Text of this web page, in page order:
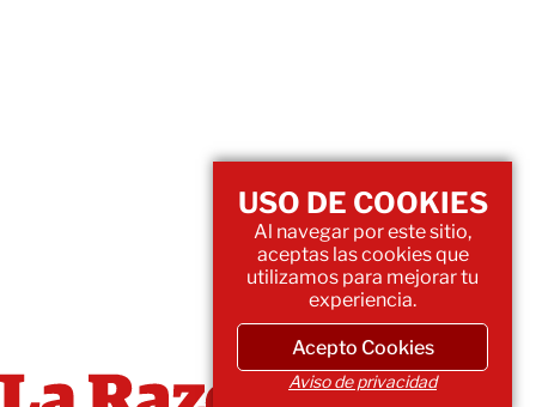
USO DE COOKIES
Al navegar por este sitio,
aceptas las cookies que
utilizamos para mejorar tu
experiencia.
Acepto Cookies
Aviso de privacidad